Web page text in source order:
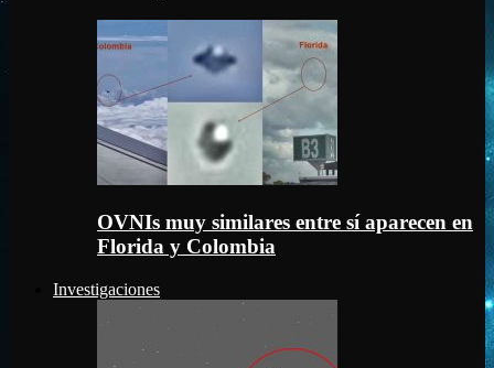
OVNIs muy similares entre sí aparecen en
Florida y Colombia
Investigaciones